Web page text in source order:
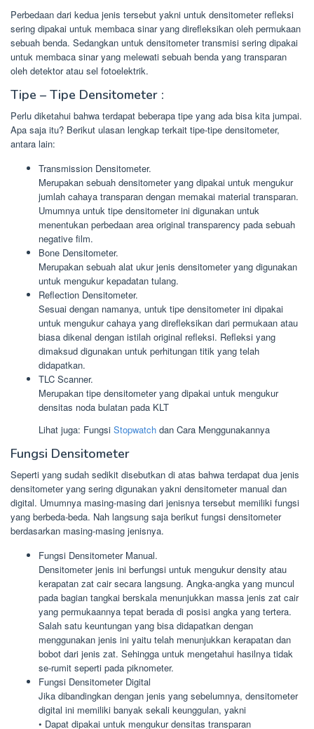
Perbedaan dari kedua jenis tersebut yakni untuk densitometer refleksi
sering dipakai untuk membaca sinar yang direfleksikan oleh permukaan
sebuah benda. Sedangkan untuk densitometer transmisi sering dipakai
untuk membaca sinar yang melewati sebuah benda yang transparan
oleh detektor atau sel fotoelektrik.
Tipe – Tipe Densitometer :
Perlu diketahui bahwa terdapat beberapa tipe yang ada bisa kita jumpai.
Apa saja itu? Berikut ulasan lengkap terkait tipe-tipe densitometer,
antara lain:
Transmission Densitometer.
Merupakan sebuah densitometer yang dipakai untuk mengukur
jumlah cahaya transparan dengan memakai material transparan.
Umumnya untuk tipe densitometer ini digunakan untuk
menentukan perbedaan area original transparency pada sebuah
negative film.
Bone Densitometer.
Merupakan sebuah alat ukur jenis densitometer yang digunakan
untuk mengukur kepadatan tulang.
Reflection Densitometer.
Sesuai dengan namanya, untuk tipe densitometer ini dipakai
untuk mengukur cahaya yang direfleksikan dari permukaan atau
biasa dikenal dengan istilah original refleksi. Refleksi yang
dimaksud digunakan untuk perhitungan titik yang telah
didapatkan.
TLC Scanner.
Merupakan tipe densitometer yang dipakai untuk mengukur
densitas noda bulatan pada KLT
Lihat juga: Fungsi Stopwatch dan Cara Menggunakannya
Fungsi Densitometer
Seperti yang sudah sedikit disebutkan di atas bahwa terdapat dua jenis
densitometer yang sering digunakan yakni densitometer manual dan
digital. Umumnya masing-masing dari jenisnya tersebut memiliki fungsi
yang berbeda-beda. Nah langsung saja berikut fungsi densitometer
berdasarkan masing-masing jenisnya.
Fungsi Densitometer Manual.
Densitometer jenis ini berfungsi untuk mengukur density atau
kerapatan zat cair secara langsung. Angka-angka yang muncul
pada bagian tangkai berskala menunjukkan massa jenis zat cair
yang permukaannya tepat berada di posisi angka yang tertera.
Salah satu keuntungan yang bisa didapatkan dengan
menggunakan jenis ini yaitu telah menunjukkan kerapatan dan
bobot dari jenis zat. Sehingga untuk mengetahui hasilnya tidak
se-rumit seperti pada piknometer.
Fungsi Densitometer Digital
Jika dibandingkan dengan jenis yang sebelumnya, densitometer
digital ini memiliki banyak sekali keunggulan, yakni
• Dapat dipakai untuk mengukur densitas transparan